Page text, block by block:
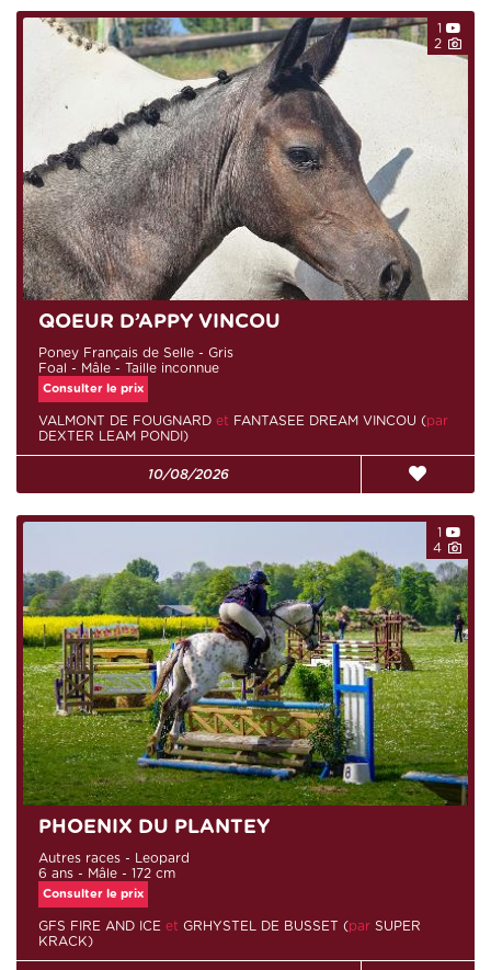
1
2
QOEUR D’APPY VINCOU
Poney Français de Selle - Gris
Foal - Mâle - Taille inconnue
Consulter le prix
VALMONT DE FOUGNARD et FANTASEE DREAM VINCOU (par
DEXTER LEAM PONDI)
10/08/2026
1
4
PHOENIX DU PLANTEY
Autres races - Leopard
6 ans - Mâle - 172 cm
Consulter le prix
GFS FIRE AND ICE et GRHYSTEL DE BUSSET (par SUPER
KRACK)